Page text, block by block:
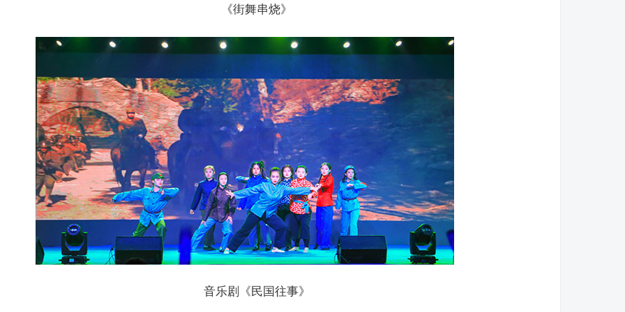
《街舞串烧》
音乐剧《民国往事》